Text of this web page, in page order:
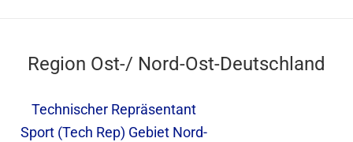
Region Ost-/ Nord-Ost-Deutschland
Technischer Repräsentant
Sport (Tech Rep) Gebiet Nord-